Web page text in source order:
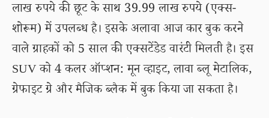
लाख रुपये की छूट के साथ 39.99 लाख रुपये (एक्स-
शोरूम) में उपलब्ध है। इसके अलावा आज कार बुक करने
वाले ग्राहकों को 5 साल की एक्सटेंडेड वारंटी मिलती है। इस
SUV को 4 कलर ऑप्शन: मून व्हाइट, लावा ब्लू मेटालिक,
ग्रेफाइट ग्रे और मैजिक ब्लैक में बुक किया जा सकता है।